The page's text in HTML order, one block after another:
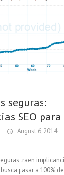
seguras:
SEO
August 6, 2014
traen
pasar a 100%